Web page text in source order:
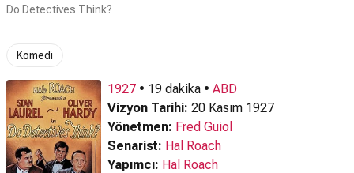
Do Detectives Think?
Komedi
1927 • 19 dakika • ABD
Vizyon Tarihi: 20 Kasım 1927
Yönetmen: Fred Guiol
Senarist: Hal Roach
Yapımcı: Hal Roach